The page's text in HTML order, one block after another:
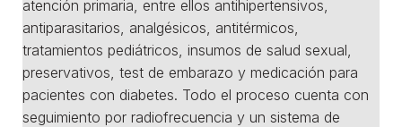
atención primaria, entre ellos antihipertensivos,
antiparasitarios, analgésicos, antitérmicos,
tratamientos pediátricos, insumos de salud sexual,
preservativos, test de embarazo y medicación para
pacientes con diabetes. Todo el proceso cuenta con
seguimiento por radiofrecuencia y un sistema de